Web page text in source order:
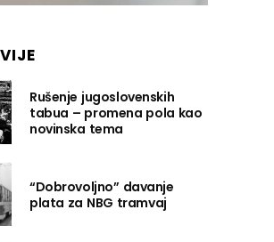
Rušenje jugoslovenskih
tabua – promena pola kao
novinska tema
“Dobrovoljno” davanje
plata za NBG tramvaj